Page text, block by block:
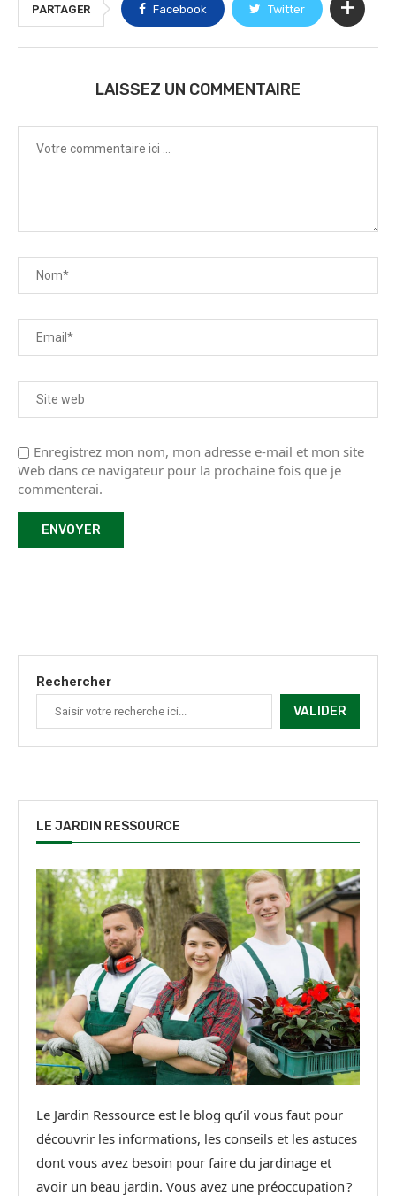
PARTAGER Facebook Twitter
LAISSEZ UN COMMENTAIRE
Enregistrez mon nom, mon adresse e-mail et mon site
Web dans ce navigateur pour la prochaine fois que je
commenterai.
Rechercher
VALIDER
LE JARDIN RESSOURCE
Le Jardin Ressource est le blog qu’il vous faut pour
découvrir les informations, les conseils et les astuces
dont vous avez besoin pour faire du jardinage et
avoir un beau jardin. Vous avez une préoccupation ?